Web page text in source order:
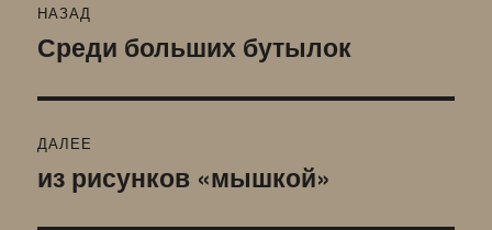
по
НАЗАД
Предыдущая
Среди больших бутылок
ДАЛЕЕ
Следующая
из рисунков «мышкой»